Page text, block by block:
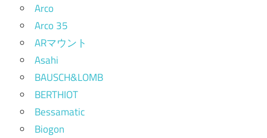
Arco
Arco 35
ARマウント
Asahi
BAUSCH&LOMB
BERTHIOT
Bessamatic
Biogon